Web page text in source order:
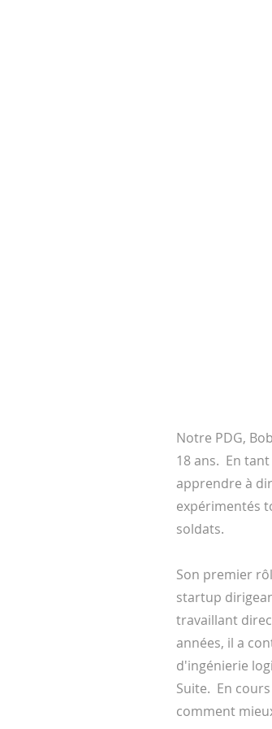
Notre PDG,
18 ans. En
apprendre à
expérimentés
soldats.
Son premier
startup
travaillant
années, il a
d'ingénierie
Suite. En
comment